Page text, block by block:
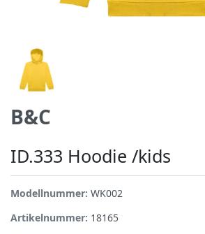
B&C
ID.333 Hoodie /kids
Modellnummer: WK002
Artikelnummer: 18165